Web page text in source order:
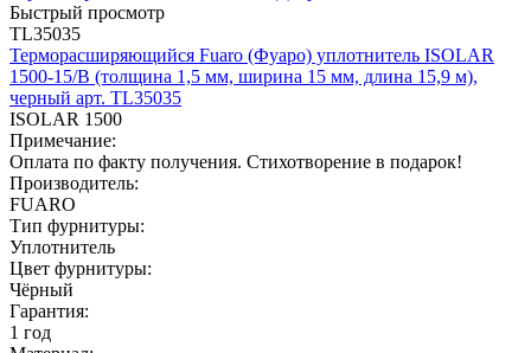
Быстрый просмотр
TL35035
Терморасширяющийся Fuaro (Фуаро) уплотнитель ISOLAR
1500-15/B (толщина 1,5 мм, ширина 15 мм, длина 15,9 м),
черный арт. TL35035
ISOLAR 1500
Примечание:
Оплата по факту получения. Стихотворение в подарок!
Производитель:
FUARO
Тип фурнитуры:
Уплотнитель
Цвет фурнитуры:
Чёрный
Гарантия:
1 год